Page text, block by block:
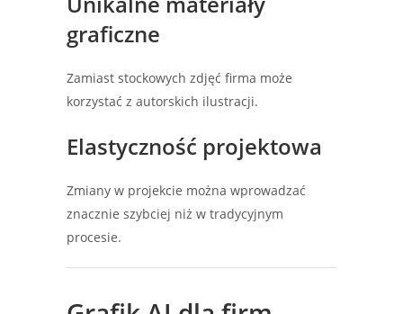
graficzne
Zamiast stockowych zdjęć firma może
korzystać z autorskich ilustracji.
Elastyczność projektowa
Zmiany w projekcie można wprowadzać
znacznie szybciej niż w tradycyjnym
procesie.